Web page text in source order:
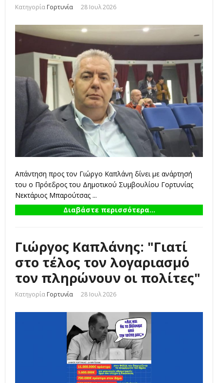
Κατηγορία Γορτυνία 28 Ιουλ 2026
Απάντηση προς τον Γιώργο Καπλάνη δίνει με ανάρτησή
του ο Πρόεδρος του Δημοτικού Συμβουλίου Γορτυνίας
Νεκτάριος Μπαρούτσας ...
Διαβάστε περισσότερα...
Γιώργος Καπλάνης: "Γιατί
στο τέλος τον λογαριασμό
τον πληρώνουν οι πολίτες"
Κατηγορία Γορτυνία 28 Ιουλ 2026